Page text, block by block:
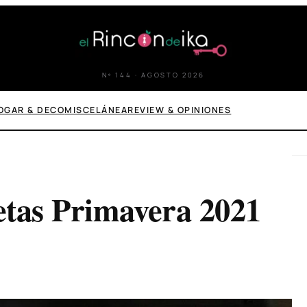
Nº 144 · AGOSTO 2026
& DECOMISCELÁNEAREVIEW & OPINIONES
Primavera 2021